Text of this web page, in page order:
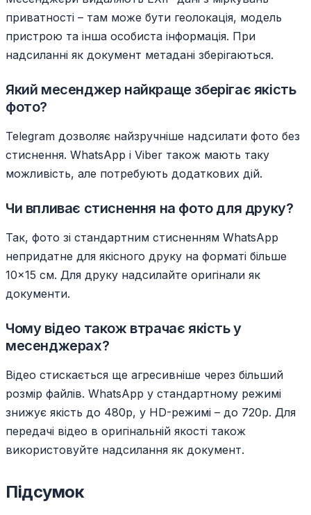
приватності – там може бути геолокація, модель
пристрою та інша особиста інформація. При
надсиланні як документ метадані зберігаються.
Який месенджер найкраще зберігає якість
фото?
Telegram дозволяє найзручніше надсилати фото без
стиснення. WhatsApp і Viber також мають таку
можливість, але потребують додаткових дій.
Чи впливає стиснення на фото для друку?
Так, фото зі стандартним стисненням WhatsApp
непридатне для якісного друку на форматі більше
10×15 см. Для друку надсилайте оригінали як
документи.
Чому відео також втрачає якість у
месенджерах?
Відео стискається ще агресивніше через більший
розмір файлів. WhatsApp у стандартному режимі
знижує якість до 480p, у HD-режимі – до 720p. Для
передачі відео в оригінальній якості також
використовуйте надсилання як документ.
Підсумок